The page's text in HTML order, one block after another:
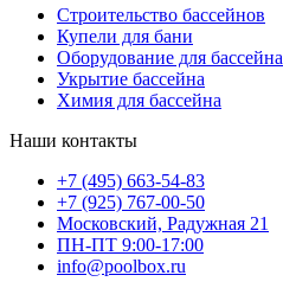
Строительство бассейнов
Купели для бани
Оборудование для бассейна
Укрытие бассейна
Химия для бассейна
Наши контакты
+7 (495) 663-54-83
+7 (925) 767-00-50
Московский, Радужная 21
ПН-ПТ 9:00-17:00
info@poolbox.ru